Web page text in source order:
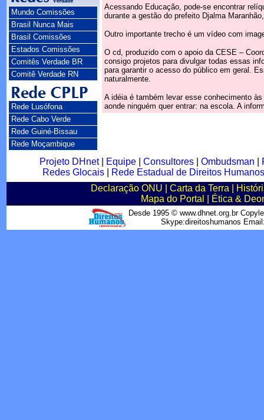
Mundo Comissões
Brasil Nunca Mais
Brasil Comissões
Estados Comissões
Comitês Verdade BR
Comitê Verdade RN
Rede Lusófona
Rede Cabo Verde
Rede Guiné-Bissau
Rede Moçambique
Acessando Educação, pode-se encontrar
durante a gestão do prefeito Djalma
Outro importante trecho é um vídeo com
O cd, produzido com o apoio da CESE –
consigo projetos para divulgar todas essas
para garantir o acesso do público em geral.
naturalmente.
A idéia é também levar esse conhecimento
aonde ninguém quer entrar: na escola. A
Projeto DHnet| Equipe| Consultores| Ombudsman
Redes Glocais|
Rede Estadual de Direitos
Declaração ONU
Carta da Terra
Mapa do Portal
Ética &
Desde 1995 © www.dhnet.org.br
Skype:direitoshumanos